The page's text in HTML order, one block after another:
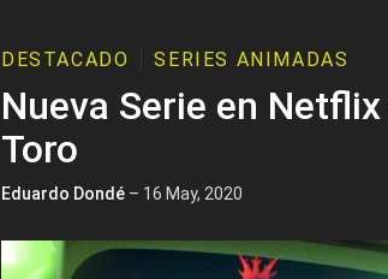
DESTACADO SERIES ANIMADAS
Nueva Serie en
Toro
Eduardo Dondé – 16 May, 2020